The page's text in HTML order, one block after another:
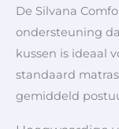
De Silvana
ondersteuning
kussen is ideaal
standaard
gemiddeld